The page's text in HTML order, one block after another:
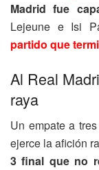
Madrid fue
Lejeune e Isi
partido que
Al Real
raya
Un empate a
ejerce la afición
3 final que no